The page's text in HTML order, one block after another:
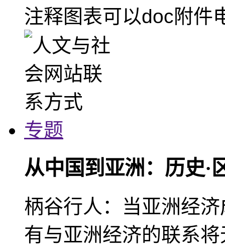
注释图表可以doc附件
专题
从中国到亚洲：历史·
柄谷行人：当亚洲经
有与亚洲经济的联系